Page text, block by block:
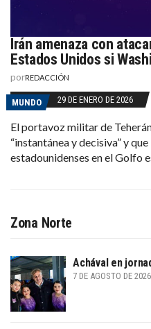
Irán amenaza con
Estados Unidos si
porREDACCIÓN
MUNDO 29 DE ENERO DE 2026
El portavoz militar de
“instantánea y decisiva” y
estadounidenses en el Golfo
Zona Norte
Achával en
7 DE AGOSTO DE 2026